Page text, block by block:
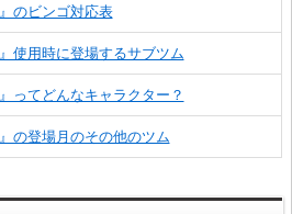
のビンゴ対応表
使用時に登場するサブツム
ってどんなキャラクター？
の登場月のその他のツム